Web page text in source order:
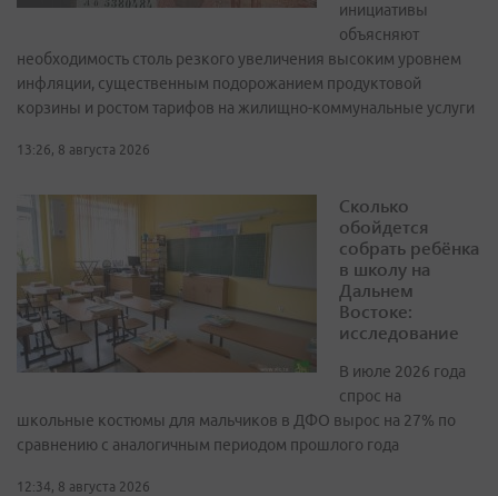
инициативы
объясняют
необходимость столь резкого увеличения высоким уровнем
инфляции, существенным подорожанием продуктовой
корзины и ростом тарифов на жилищно-коммунальные услуги
13:26, 8 августа 2026
Сколько
обойдется
собрать ребёнка
в школу на
Дальнем
Востоке:
исследование
В июле 2026 года
спрос на
школьные костюмы для мальчиков в ДФО вырос на 27% по
сравнению с аналогичным периодом прошлого года
12:34, 8 августа 2026